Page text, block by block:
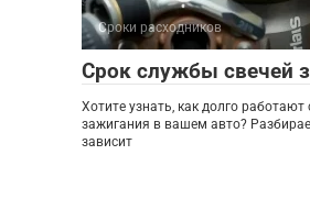
Сроки расходников
Срок службы свечей
Хотите узнать, как долго работают
зажигания в вашем авто?
зависит